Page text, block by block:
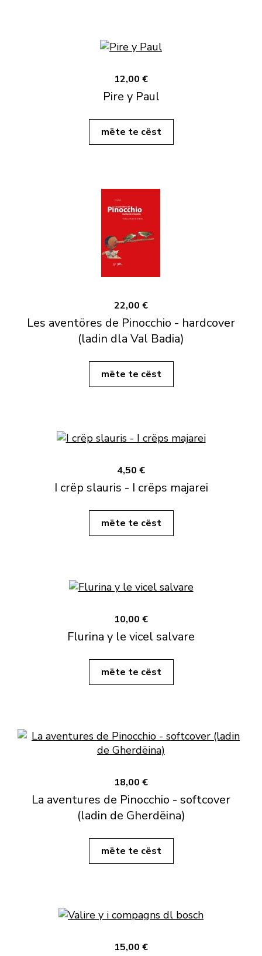
12,00 €
Pire y Paul
mëte te cëst
22,00 €
Les aventöres de Pinocchio - hardcover
(ladin dla Val Badia)
mëte te cëst
4,50 €
I crëp slauris - I crëps majarei
mëte te cëst
10,00 €
Flurina y le vicel salvare
mëte te cëst
18,00 €
La aventures de Pinocchio - softcover
(ladin de Gherdëina)
mëte te cëst
15,00 €